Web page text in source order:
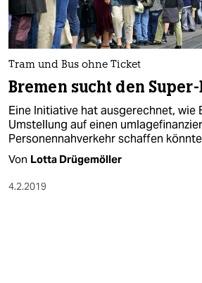
Tram und Bus ohne Ticket
Bremen sucht den
Eine Initiative hat ausgerechnet, wie
Umstellung auf einen
Personennahverkehr schaffen
Von Lotta Drügemöller
4.2.2019